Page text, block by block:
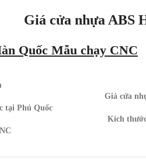
Giá cửa nhựa ABS
Quốc Mẫu chạy CNC
tại Phú Quốc
Giá cửa
Kích